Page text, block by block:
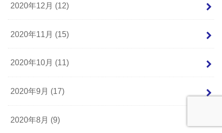
2020年12月 (12)
2020年11月 (15)
2020年10月 (11)
2020年9月 (17)
2020年8月 (9)